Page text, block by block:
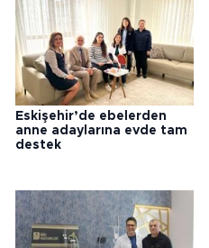
Eskişehir’de ebelerden
anne adaylarına evde tam
destek